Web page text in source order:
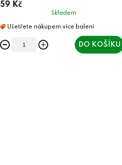
59 Kč
Skladem
DO KOŠÍKU